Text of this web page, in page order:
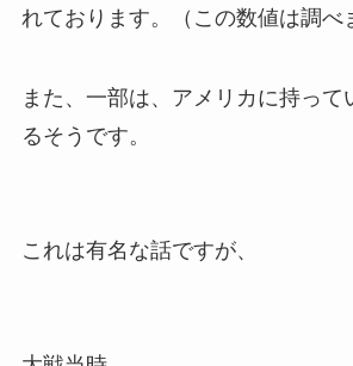
れております。（この数値は調べ
また、一部は、アメリカに持って
るそうです。
これは有名な話ですが、